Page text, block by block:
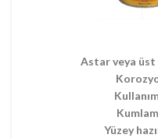
Astar veya
Yüzey